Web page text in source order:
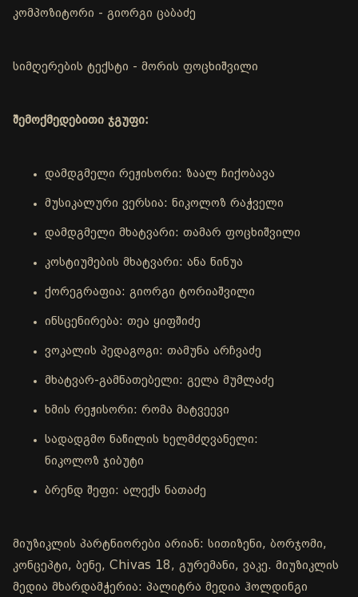
კომპოზიტორი - გიორგი ცაბაძე
სიმღერების ტექსტი - მორის ფოცხიშვილი
შემოქმედებითი ჯგუფი:
დამდგმელი რეჟისორი: ზაალ ჩიქობავა
მუსიკალური ვერსია: ნიკოლოზ რაჭველი
დამდგმელი მხატვარი: თამარ ფოცხიშვილი
კოსტიუმების მხატვარი: ანა ნინუა
ქორეგრაფია: გიორგი ტორიაშვილი
ინსცენირება: თეა ყიფშიძე
ვოკალის პედაგოგი: თამუნა არჩვაძე
მხატვარ-გამნათებელი: გელა მუმლაძე
ხმის რეჟისორი: რომა მატვეევი
სადადგმო ნაწილის ხელმძღვანელი:
ნიკოლოზ ჯიბუტი
ბრენდ შეფი: ალექს ნათაძე
მიუზიკლის პარტნიორები არიან: სითიზენი, ბორჯომი,
კონცეპტი, ბენე, Chivas 18, გურემანი, ვაკე. მიუზიკლის
მედია მხარდამჭერია: პალიტრა მედია ჰოლდინგი